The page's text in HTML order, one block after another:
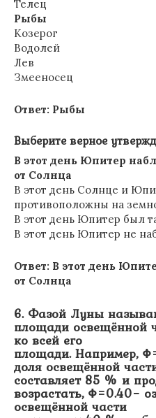
Телец
Рыбы
Козерог
Водолей
Лев
Змееносец
Ответ: Рыбы
Выберите верное
В этот день Юпитер
от Солнца
В этот день Солнце и
противоположны на
В этот день Юпитер был
В этот день Юпитер не
Ответ: В этот день
от Солнца
6. Фазой Луны
площади освещённой
ко всей его
площади.Например,
доля освещённой
составляет 85 % и
возрастать, Φ=0.40−
освещённой части